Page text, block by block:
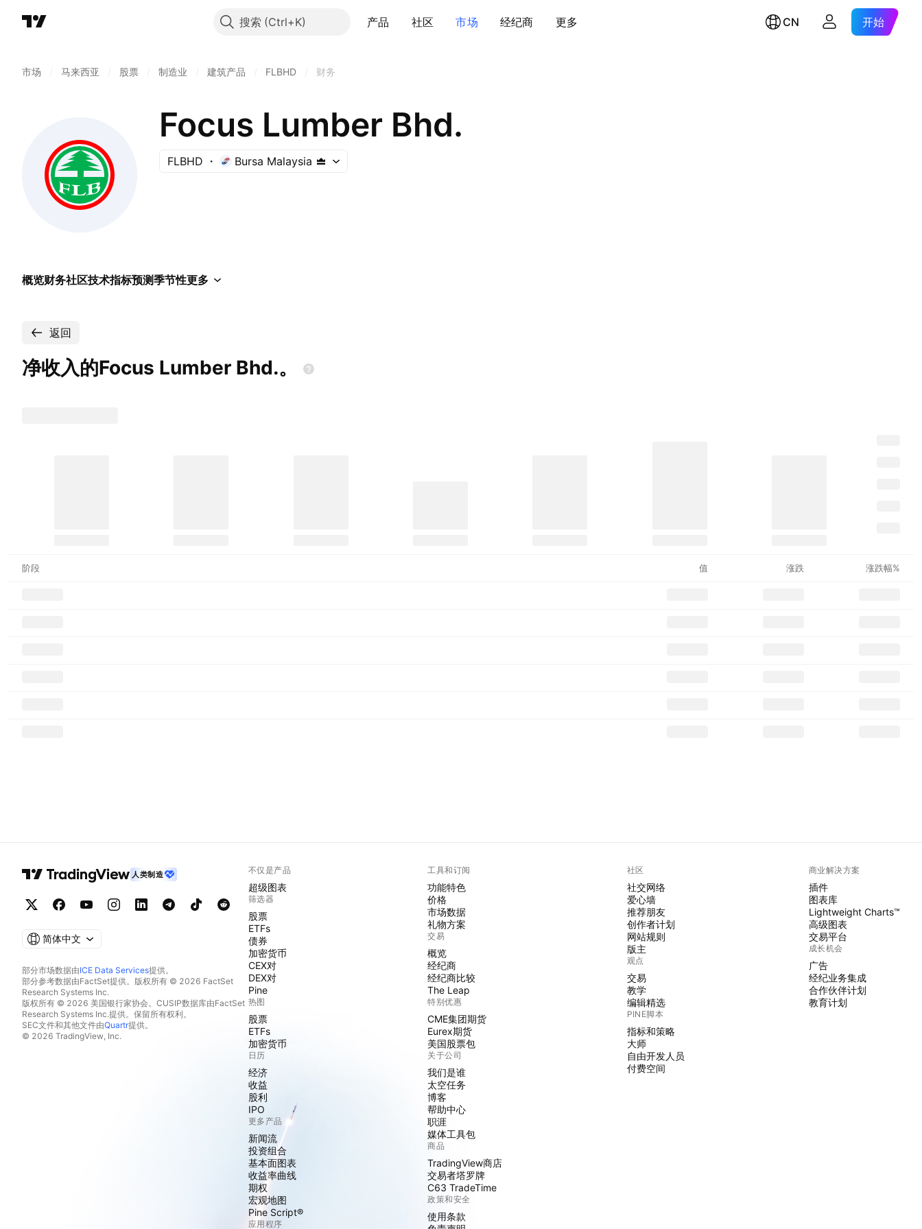
搜索 产品 社区 市场 经纪商 更多 CN 开始
市场 马来西亚 股票 制造业 建筑产品 FLBHD 财务
Focus Lumber Bhd.
FLBHD Bursa Malaysia
概览财务社区技术指标预测季节性更多
返回
净收入的Focus Lumber Bhd.。
阶段 值 涨跌 涨跌幅%
人类制造
简体中文
部分市场数据由ICE Data Services提供。
部分参考数据由FactSet提供。版权所有 © 2026 FactSet
Research Systems Inc.
版权所有 © 2026 美国银行家协会。CUSIP数据库由FactSet
Research Systems Inc.提供。保留所有权利。
SEC文件和其他文件由Quartr提供。
© 2026 TradingView, Inc.
不仅是产品
超级图表
筛选器
股票
ETFs
债券
加密货币
CEX对
DEX对
Pine
热图
股票
ETFs
加密货币
日历
经济
收益
股利
IPO
更多产品
新闻流
投资组合
基本面图表
收益率曲线
期权
宏观地图
Pine Script®
应用程序
工具和订阅
功能特色
价格
市场数据
礼物方案
交易
概览
经纪商
经纪商比较
The Leap
特别优惠
CME集团期货
Eurex期货
美国股票包
关于公司
我们是谁
太空任务
博客
帮助中心
职涯
媒体工具包
商品
TradingView商店
交易者塔罗牌
C63 TradeTime
政策和安全
使用条款
社区
社交网络
爱心墙
推荐朋友
创作者计划
网站规则
版主
观点
交易
教学
编辑精选
PINE脚本
指标和策略
大师
自由开发人员
付费空间
商业解决方案
插件
图表库
Lightweight Charts™
高级图表
交易平台
成长机会
广告
经纪业务集成
合作伙伴计划
教育计划